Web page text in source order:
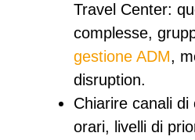
Travel Center:
complesse,
gestione ADM,
disruption.​
Chiarire canali di
orari, livelli di